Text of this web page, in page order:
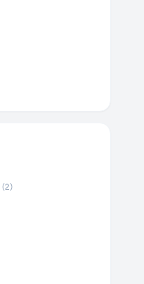
(2)